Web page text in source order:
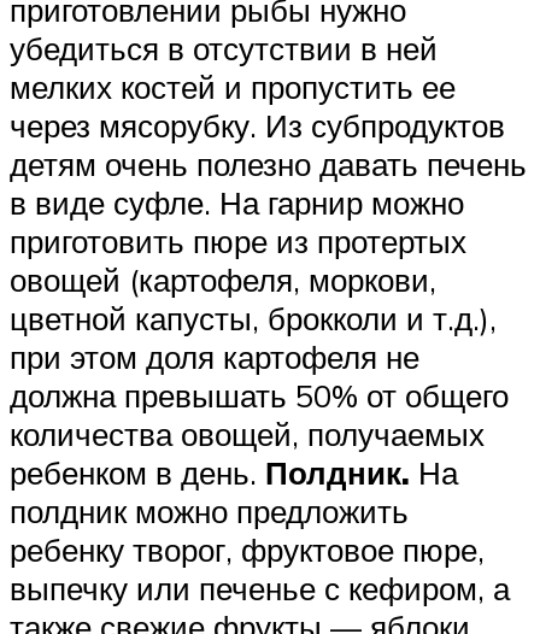
приготовлении рыбы нужно
убедиться в отсутствии в ней
мелких костей и пропустить ее
через мясорубку. Из субпродуктов
детям очень полезно давать печень
в виде суфле. На гарнир можно
приготовить пюре из протертых
овощей (картофеля, моркови,
цветной капусты, брокколи и т.д.),
при этом доля картофеля не
должна превышать 50% от общего
количества овощей, получаемых
ребенком в день. Полдник. На
полдник можно предложить
ребенку творог, фруктовое пюре,
выпечку или печенье с кефиром, а